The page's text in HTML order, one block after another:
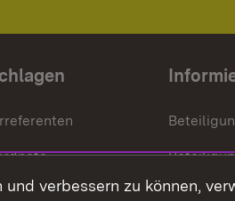
verbessern zu können,